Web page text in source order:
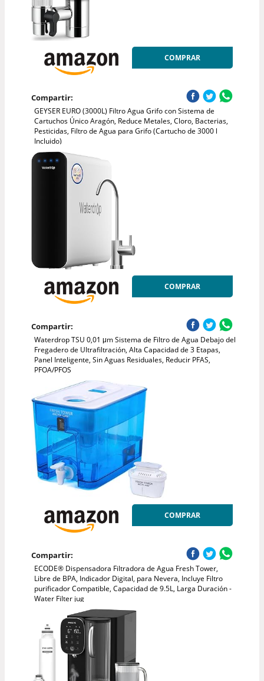
COMPRAR
Compartir:
GEYSER EURO (3000L) Filtro Agua Grifo con Sistema de
Cartuchos Único Aragón, Reduce Metales, Cloro, Bacterias,
Pesticidas, Filtro de Agua para Grifo (Cartucho de 3000 l
Incluido)
COMPRAR
Compartir:
Waterdrop TSU 0,01 μm Sistema de Filtro de Agua Debajo del
Fregadero de Ultrafiltración, Alta Capacidad de 3 Etapas,
Panel Inteligente, Sin Aguas Residuales, Reducir PFAS,
PFOA/PFOS
COMPRAR
Compartir:
ECODE® Dispensadora Filtradora de Agua Fresh Tower,
Libre de BPA, Indicador Digital, para Nevera, Incluye Filtro
purificador Compatible, Capacidad de 9.5L, Larga Duración -
Water Filter jug